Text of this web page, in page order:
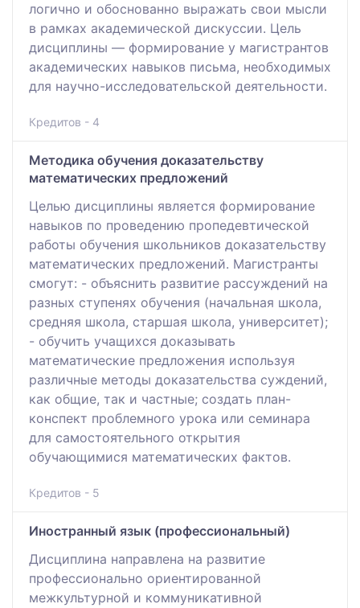
логично и обоснованно выражать свои мысли
в рамках академической дискуссии. Цель
дисциплины — формирование у магистрантов
академических навыков письма, необходимых
для научно-исследовательской деятельности.
Кредитов - 4
Методика обучения доказательству
математических предложений
Целью дисциплины является формирование
навыков по проведению пропедевтической
работы обучения школьников доказательству
математических предложений. Магистранты
смогут: - объяснить развитие рассуждений на
разных ступенях обучения (начальная школа,
средняя школа, старшая школа, университет);
- обучить учащихся доказывать
математические предложения используя
различные методы доказательства суждений,
как общие, так и частные; создать план-
конспект проблемного урока или семинара
для самостоятельного открытия
обучающимися математических фактов.
Кредитов - 5
Иностранный язык (профессиональный)
Дисциплина направлена на развитие
профессионально ориентированной
межкультурной и коммуникативной